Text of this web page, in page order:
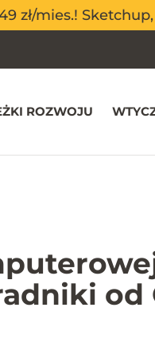
zł/mies.!
zł/mies.!
ROZWOJU
od